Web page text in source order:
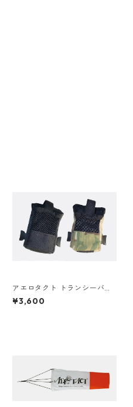
アエロタクト トランシーバー
ケースST(S)
¥3,600